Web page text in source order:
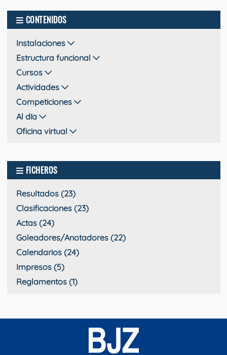
CONTENIDOS
Instalaciones
Estructura funcional
Cursos
Actividades
Competiciones
Al día
Oficina virtual
FICHEROS
Resultados (23)
Clasificaciones (23)
Actas (24)
Goleadores/Anotadores (22)
Calendarios (24)
Impresos (5)
Reglamentos (1)